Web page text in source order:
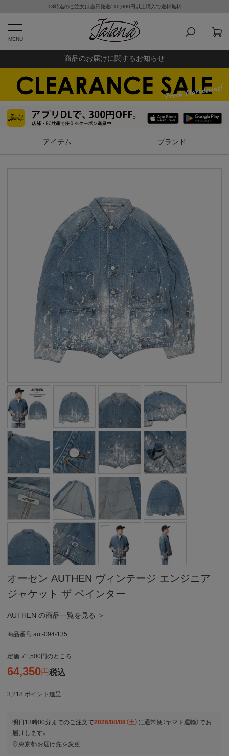
13時迄のご注文は当日発送/ 10,000円以上購入で送料無料
MENU
商品のお届けに関するお知らせ
アイテム ブランド
オーセン AUTHEN ヴィンテージ エンジニア
ジャケット ザ ペインター
AUTHEN の商品一覧を見る ＞
商品番号 aut-094-135
定価 71,500 のところ
64,350 税込
3,218 ポイント進呈
明日 13時00分 までのご注文で2026/08/08（土） に通常便（ヤマト運輸） でお
届けします。
東京都お届け先を変更